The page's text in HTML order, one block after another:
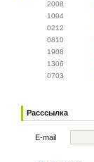
2008
1004
0212
0810
1908
1306
0703
Расссылка
E-mail